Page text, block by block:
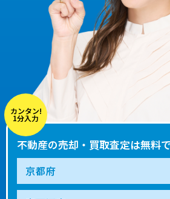
カンタン!
1分入力
不動産の売却・買取査定は無料